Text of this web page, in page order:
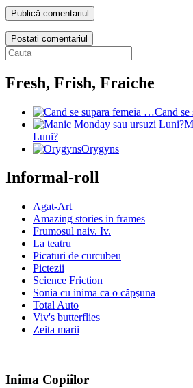
Postati comentariul
Fresh, Frish, Fraiche
Cand
Luni?
Orygyns
Informal-roll
Agat-Art
Amazing stories in frames
Frumosul naiv. Iv.
La teatru
Picaturi de curcubeu
Pictezii
Science Friction
Sonia cu inima ca o căpşuna
Total Auto
Viv's butterflies
Zeita marii
Inima Copiilor